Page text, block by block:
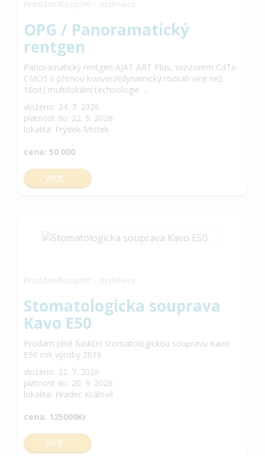
OPG / Panoramatický
rentgen
Panoramatický rentgen AJAT ART Plus, senzorem CdTe-
CMOS s přímou konverzí(dynamický rozsah více než
16bit) multifokální technologie. ...
vloženo: 24. 7. 2026
platnost do: 22. 9. 2026
lokalita: Frýdek-Místek
cena: 50 000
VÍCE
Stomatologicka souprava
Kavo E50
Prodám plně funkční stomatologickou soupravu Kavo
E50 rok výroby 2016
vloženo: 22. 7. 2026
platnost do: 20. 9. 2026
lokalita: Hradec Králové
cena: 125000Kr
VÍCE